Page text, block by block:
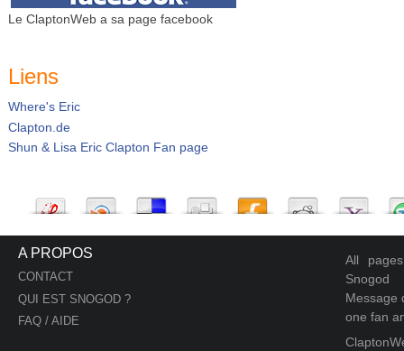
Le ClaptonWeb a sa page facebook
Liens
Where's Eric
Clapton.de
Shun & Lisa Eric Clapton Fan page
A PROPOS
CONTACT
QUI EST SNOGOD ?
FAQ / AIDE
All
Snogod
Message
one fan